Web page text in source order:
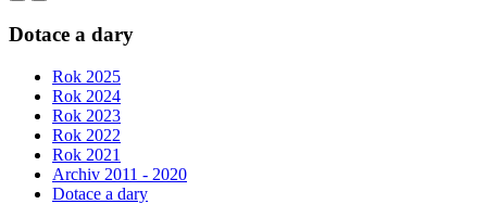
Dotace a dary
Rok 2025
Rok 2024
Rok 2023
Rok 2022
Rok 2021
Archiv 2011 - 2020
Dotace a dary